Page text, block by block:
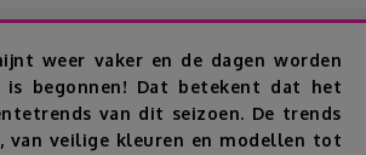
weer vaker en de dagen worden
is begonnen! Dat betekent dat het
van dit seizoen. De trends
van veilige kleuren en modellen tot